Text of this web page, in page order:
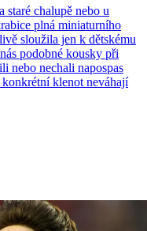
chalupě nebo u
plná miniaturního
sloužila jen k dětskému
podobné kousky při
nebo nechali napospas
konkrétní klenot neváhají